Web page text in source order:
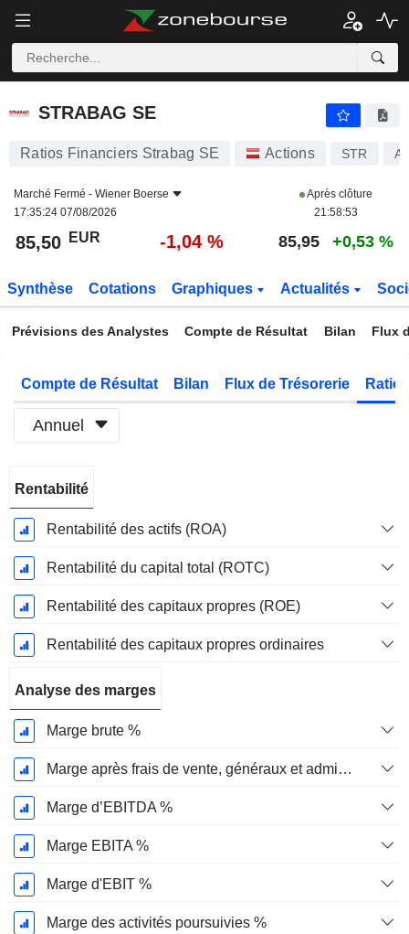
STRABAG SE
STRABAG SE
Ratios Financiers Strabag SE Actions STR
Marché Fermé - Wiener Boerse
17:35:24 07/08/2026
Après clôture
21:58:53
85,50 EUR -1,04 % 85,95 +0,53 %
Synthèse Cotations Graphiques Actualités
Prévisions des Analystes Compte de Résultat Bilan Flux
Compte de Résultat Bilan Flux de Trésorerie
Annuel
Fiscale:
Décembre
Rentabilité
Rentabilité des actifs (ROA)
Rentabilité du capital total (ROTC)
Rentabilité des capitaux propres (ROE)
Rentabilité des capitaux propres ordinaires
Analyse des marges
Marge brute %
Marge après frais de vente, généraux et administratifs %
Marge d’EBITDA %
Marge EBITA %
Marge d'EBIT %
Marge des activités poursuivies %